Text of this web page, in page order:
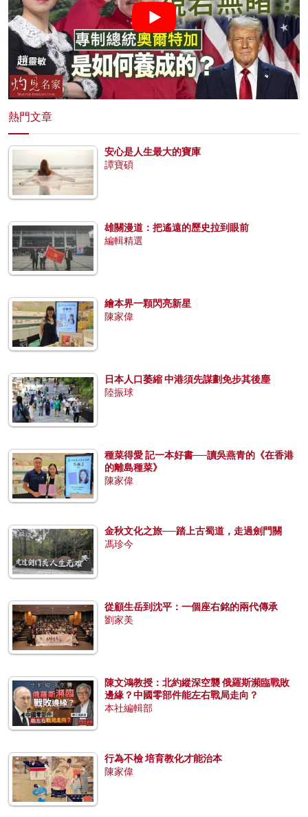
熱門文章
安心是人生最大的寶庫
譚寶碩
雄關漫道：把遙遠的歷史拉到眼前
編輯精選
繪本界一顆閃亮新星
陳家偉
日本人口萎縮 中港須先謀劃免步其後塵
陸振球
種菜得愛 記一本好書──讀吳燕青的《在香港
的離島種菜》
陳家偉
金秋文化之旅──踏上古蜀道，走過劍門關
馮珍今
從顧生岳到沈平：一個座右銘的兩代傳承
劉家美
陳文鴻教授：北約縱深空襲 俄羅斯瀕臨戰敗
邊緣？中國零部件能左右戰局走向？
本社編輯部
行為不檢 培育教化才能治本
陳家偉